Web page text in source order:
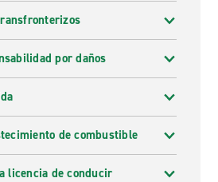
por daños
de combustible
licencia de conducir